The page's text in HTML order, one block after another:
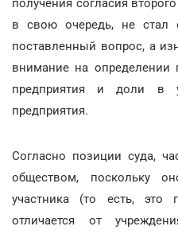
получения согласия
в свою очередь, не стал
поставленный вопрос, а
внимание на определении
предприятия и доли в
предприятия.
Согласно позиции суда,
обществом, поскольку
участника (то есть, это
отличается от